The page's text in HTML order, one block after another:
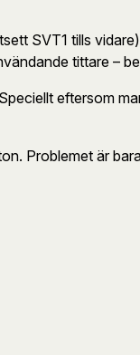
SVT1 tills
tittare –
eftersom
Problemet är